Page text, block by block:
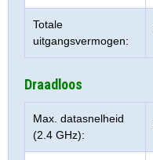
Totale
uitgangsvermogen:
Draadloos
Max. datasnelheid
(2.4 GHz):